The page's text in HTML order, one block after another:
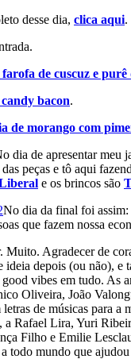
desse dia, clica aqui.
de cuscuz e
bacon.
de morango com
dia de apresentar meu
peças e tô aqui
e os brincos são
No dia da final foi assim:
que fazem nossa
Muito. Agradecer de
ideia depois (ou não),
vibes em tudo. As
Oliveira, João
de músicas para a
a Rafael Lira, Yuri
Filho e Emilie
todo mundo que